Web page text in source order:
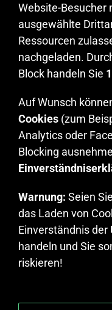
Website-Besucher
ausgewählte
Ressourcen
nachgeladen.
Block handeln Sie
Auf Wunsch
Cookies (zum
Analytics oder
Blocking
Warnung: Seien
das Laden von
Einverständnis der
handeln und Sie
riskieren!